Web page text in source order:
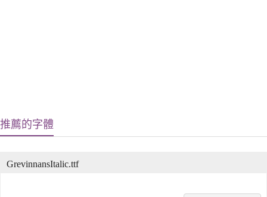
推薦的字體
GrevinnansItalic.ttf